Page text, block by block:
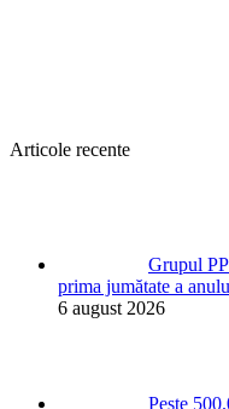
Articole recente
Grupul
prima jumătate a
6 august 2026
Peste